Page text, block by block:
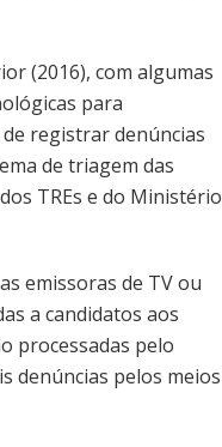
(2016), com algumas
para
registrar denúncias
de triagem das
TREs e do Ministério
emissoras de TV ou
a candidatos aos
processadas pelo
denúncias pelos meios